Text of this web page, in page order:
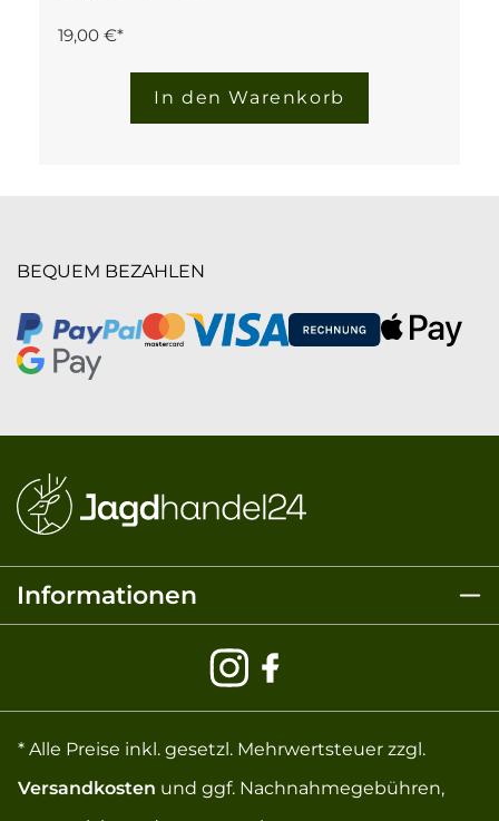
19,00 €*
In den Warenkorb
BEQUEM BEZAHLEN
Informationen
* Alle Preise inkl. gesetzl. Mehrwertsteuer zzgl.
Versandkosten und ggf. Nachnahmegebühren,